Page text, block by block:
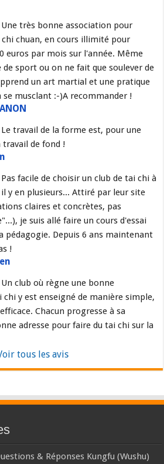
Une très bonne association pour
chuan, en cours illimité pour
euros par mois sur l'année. Même
de sport ou on ne fait que soulever de
un art martial et une pratique
musclant :-)A recommander !
Le travail de la forme est, pour une
travail de fond !
Pas facile de choisir un club de tai chi à
il y en plusieurs... Attiré par leur site
claires et concrètes, pas
je suis allé faire un cours d'essai
pédagogie. Depuis 6 ans maintenant
!
Un club où règne une bonne
chi y est enseigné de manière simple,
Chacun progresse à sa
adresse pour faire du tai chi sur la
tous les avis
& Réponses Kungfu (Wushu)